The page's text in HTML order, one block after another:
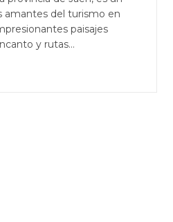
amantes del turismo en
paisajes
y rutas…